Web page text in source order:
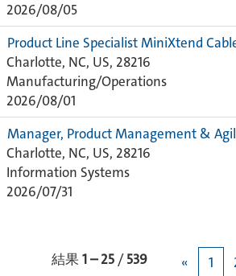
2026/08/05
Product Line Specialist MiniXtend
Charlotte, NC, US, 28216
Manufacturing/Operations
2026/08/01
Manager, Product Management &
Charlotte, NC, US, 28216
Information Systems
2026/07/31
結果 1 – 25 /539 « 1